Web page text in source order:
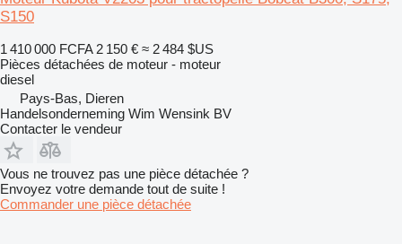
S150
1 410 000 FCFA 2 150 € ≈ 2 484 $US
Pièces détachées de moteur - moteur
diesel
Pays-Bas, Dieren
Handelsonderneming Wim Wensink BV
Contacter le vendeur
Vous ne trouvez pas une pièce détachée ?
Envoyez votre demande tout de suite !
Commander une pièce détachée